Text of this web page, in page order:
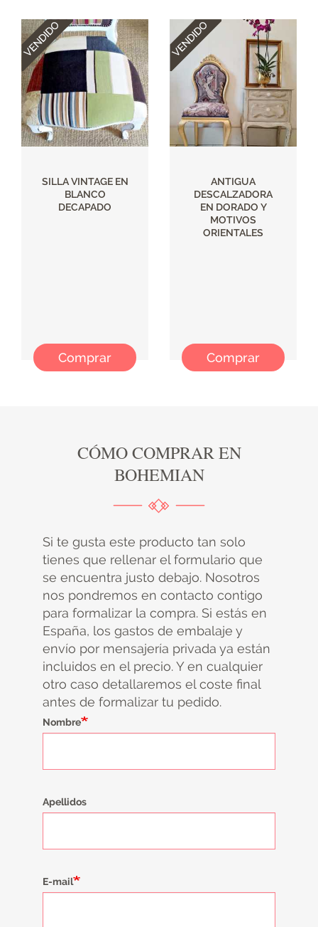
SILLA VINTAGE EN
BLANCO
DECAPADO
Comprar
ANTIGUA
DESCALZADORA
EN DORADO Y
MOTIVOS
ORIENTALES
Comprar
CÓMO COMPRAR EN
BOHEMIAN
Si te gusta este producto tan solo
tienes que rellenar el formulario que
se encuentra justo debajo. Nosotros
nos pondremos en contacto contigo
para formalizar la compra. Si estás en
España, los gastos de embalaje y
envío por mensajería privada ya están
incluidos en el precio. Y en cualquier
otro caso detallaremos el coste final
antes de formalizar tu pedido.
Nombre
Apellidos
E-mail